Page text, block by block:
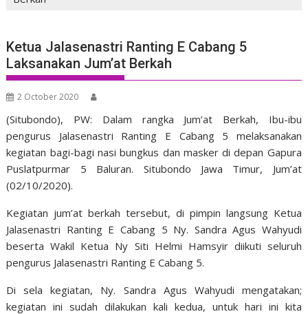
Ketua Jalasenastri Ranting E Cabang 5
Laksanakan Jum’at Berkah
2 October 2020
(Situbondo), PW: Dalam rangka Jum’at Berkah, Ibu-ibu
pengurus Jalasenastri Ranting E Cabang 5 melaksanakan
kegiatan bagi-bagi nasi bungkus dan masker di depan Gapura
Puslatpurmar 5 Baluran. Situbondo Jawa Timur, Jum’at
(02/10/2020).
Kegiatan jum’at berkah tersebut, di pimpin langsung Ketua
Jalasenastri Ranting E Cabang 5 Ny. Sandra Agus Wahyudi
beserta Wakil Ketua Ny Siti Helmi Hamsyir diikuti seluruh
pengurus Jalasenastri Ranting E Cabang 5.
Di sela kegiatan, Ny. Sandra Agus Wahyudi mengatakan;
kegiatan ini sudah dilakukan kali kedua, untuk hari ini kita